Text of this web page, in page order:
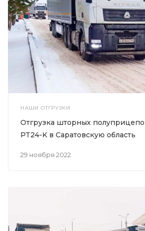
НАШИ ОТГРУЗКИ
29 ноября 2022
Отгрузка шторных
PT24-K в Саратовскую область